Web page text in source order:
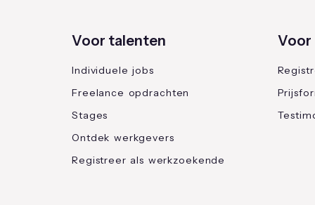
Voor talenten
Individuele jobs
Freelance opdrachten
Stages
Ontdek werkgevers
Registreer als werkzoekende
Voor